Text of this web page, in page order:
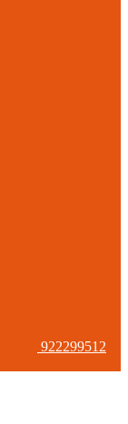
922299512